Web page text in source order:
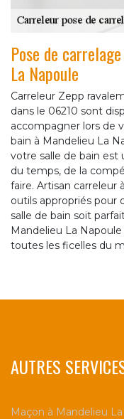
Pose de
La Napoule
Carreleur Zepp
dans le 06210 sont
accompagner lors de
bain à Mandelieu La
votre salle de bain est
du temps, de la
faire. Artisan carreleur
outils appropriés pour
salle de bain soit
Mandelieu La
toutes les ficelles du
AUTRES
Maçon à Mandelieu